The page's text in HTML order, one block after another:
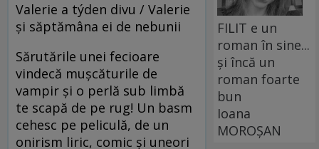
Valerie a týden divu / Valerie
și săptămâna ei de nebunii
Sărutările unei fecioare
vindecă muşcăturile de
vampir şi o perlă sub limbă
te scapă de pe rug! Un basm
cehesc pe peliculă, de un
onirism liric, comic şi uneori
FILIT e un
roman în sine...
și încă un
roman foarte
bun
Ioana
MOROȘAN